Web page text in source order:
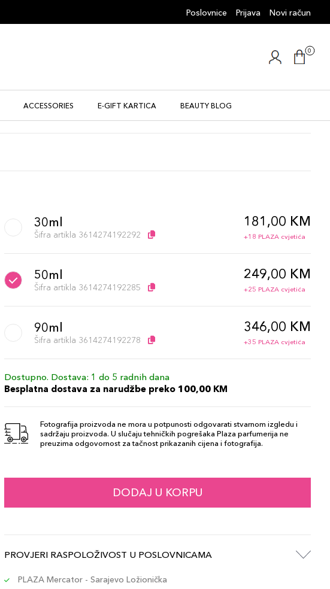
Poslovnice Prijava Novi račun
0
ACCESSORIES E-GIFT KARTICA BEAUTY BLOG
30ml
Šifra artikla 3614274192292
181,00 KM
+18 PLAZA cvjetića
50ml
Šifra artikla 3614274192285
249,00 KM
+25 PLAZA cvjetića
90ml
Šifra artikla 3614274192278
346,00 KM
+35 PLAZA cvjetića
Dostupno. Dostava: 1 do 5 radnih dana
Besplatna dostava za narudžbe preko 100,00 KM
Fotografija proizvoda ne mora u potpunosti odgovarati stvarnom izgledu i
sadržaju proizvoda. U slučaju tehničkih pogrešaka Plaza parfumerija ne
preuzima odgovornost za tačnost prikazanih cijena i fotografija.
DODAJ U KORPU
PROVJERI RASPOLOŽIVOST U POSLOVNICAMA
PLAZA Mercator - Sarajevo Ložionička